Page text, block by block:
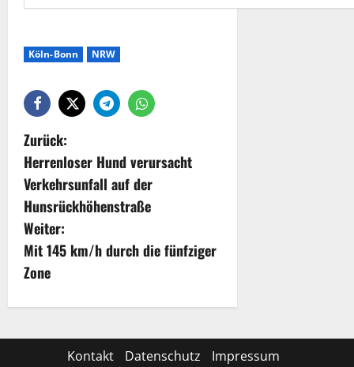
Köln-Bonn NRW
Zurück:
Herrenloser Hund verursacht
Verkehrsunfall auf der
Hunsrückhöhenstraße
Weiter:
Mit 145 km/h durch die fünfziger
Zone
Kontakt Datenschutz Impressum